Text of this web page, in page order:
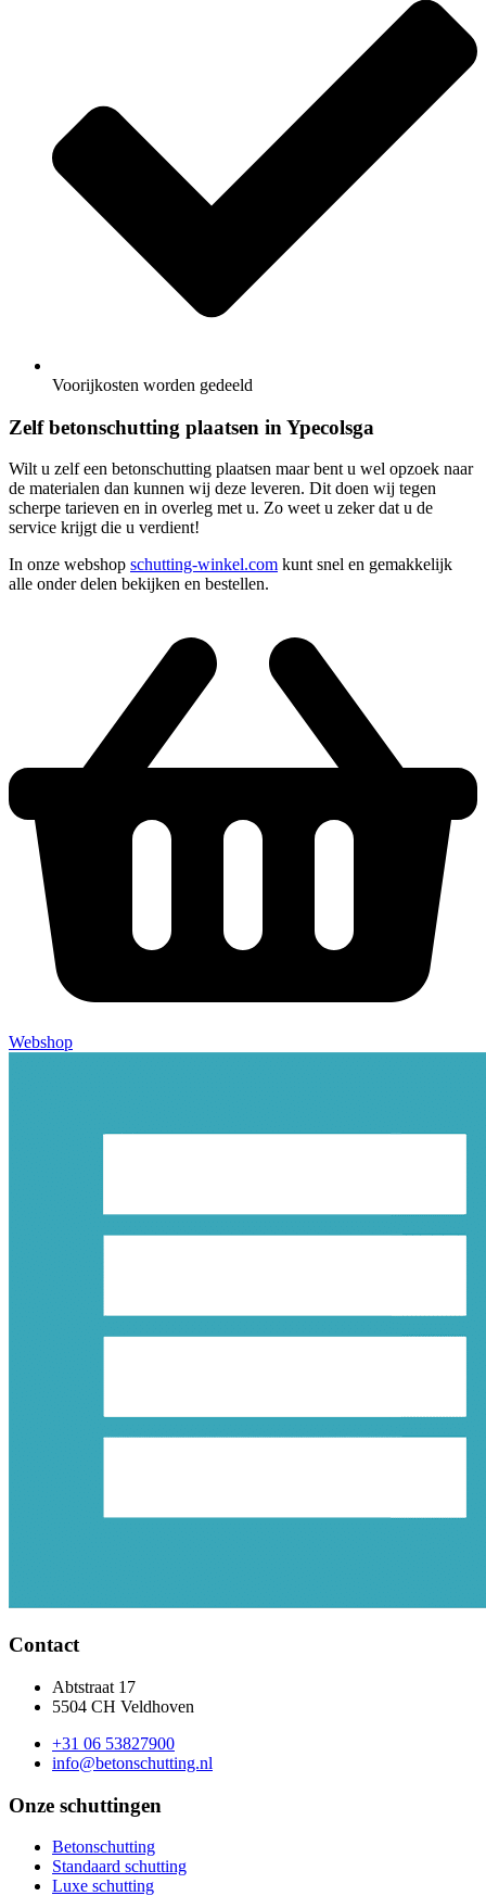
Voorijkosten worden gedeeld
Zelf betonschutting plaatsen in Ypecolsga
Wilt u zelf een betonschutting plaatsen maar bent u wel opzoek naar
de materialen dan kunnen wij deze leveren. Dit doen wij tegen
scherpe tarieven en in overleg met u. Zo weet u zeker dat u de
service krijgt die u verdient!
In onze webshop schutting-winkel.com kunt snel en gemakkelijk
alle onder delen bekijken en bestellen.
Webshop
Contact
Abtstraat 17
5504 CH Veldhoven
+31 06 53827900
info@betonschutting.nl
Onze schuttingen
Betonschutting
Standaard schutting
Luxe schutting